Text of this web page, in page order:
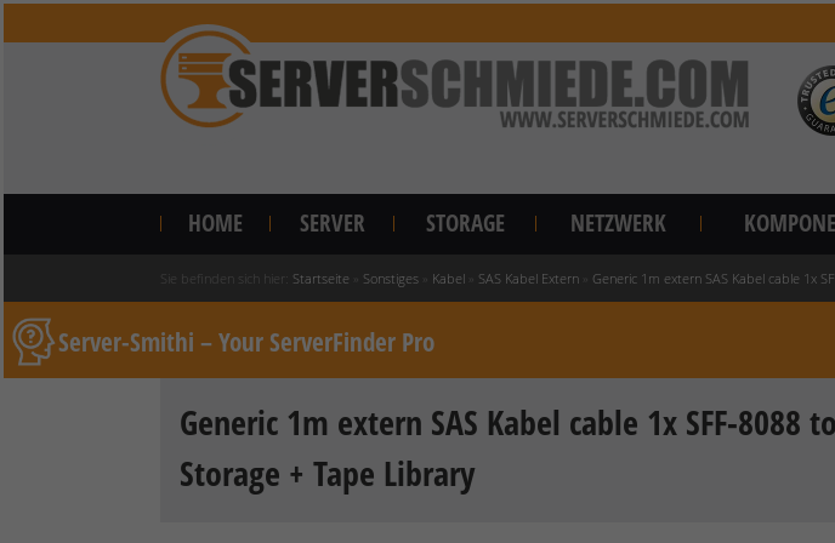
HOME SERVER STORAGE NETZWERK
Sie befinden sich hier: Startseite Sonstiges Kabel SAS Kabel Extern Generic 1m extern SAS Kabel cable 1x
Server-Smithi – Your ServerFinder Pro
Generic 1m extern SAS Kabel cable 1x SFF-8088
Storage + Tape Library